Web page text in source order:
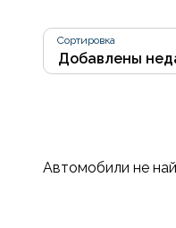
Сортировка
Автомобили не